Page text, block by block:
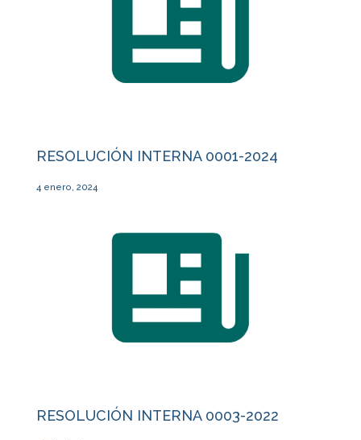
RESOLUCIÓN INTERNA 0001-2024
4 enero, 2024
RESOLUCIÓN INTERNA 0003-2022